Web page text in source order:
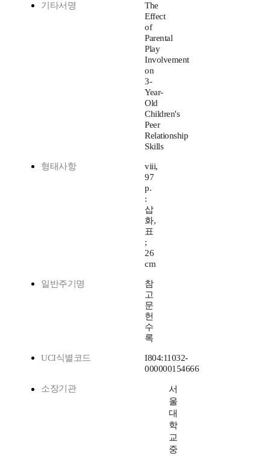
기타서명
The
Effect
of
Parental
Play
Involvement
on
3-
Year-
Old
Children's
Peer
Relationship
Skills
형태사항
viii,
97
p.
:
삽
화,
표
;
26
cm
일반주기명
참
고
문
헌
수
록
UCI식별코드
I804:11032-
000000154666
소장기관
서
울
대
학
교
중